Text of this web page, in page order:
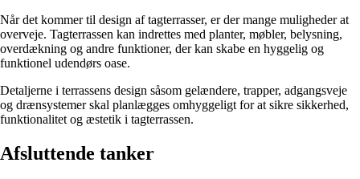
Når det kommer til design af tagterrasser, er der mange muligheder at
overveje. Tagterrassen kan indrettes med planter, møbler, belysning,
overdækning og andre funktioner, der kan skabe en hyggelig og
funktionel udendørs oase.
Detaljerne i terrassens design såsom gelændere, trapper, adgangsveje
og drænsystemer skal planlægges omhyggeligt for at sikre sikkerhed,
funktionalitet og æstetik i tagterrassen.
Afsluttende tanker